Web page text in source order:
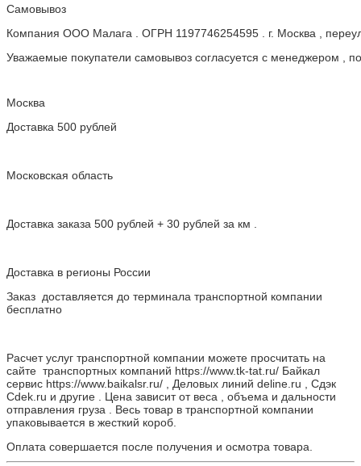
Самовывоз
Компания ООО Малага . ОГРН 1197746254595 . г. Москва ,
Уважаемые покупатели самовывоз согласуется с менеджером ,
Москва
Доставка 500 рублей
Московская область
Доставка заказа 500 рублей + 30 рублей за км .
Доставка в регионы России
Заказ доставляется до терминала транспортной компании
бесплатно
Расчет услуг транспортной компании можете просчитать на
сайте транспортных компаний https://www.tk-tat.ru/ Байкал
сервис https://www.baikalsr.ru/ , Деловых линий deline.ru , Сдэк
Cdek.ru и другие . Цена зависит от веса , объема и дальности
отправления груза . Весь товар в транспортной компании
упаковывается в жесткий короб.
Оплата совершается после получения и осмотра товара.